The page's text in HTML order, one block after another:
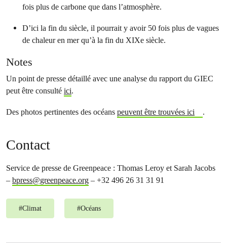
fois plus de carbone que dans l’atmosphère.
D’ici la fin du siècle, il pourrait y avoir 50 fois plus de vagues
de chaleur en mer qu’à la fin du XIXe siècle.
Notes
Un point de presse détaillé avec une analyse du rapport du GIEC
peut être consulté ici.
Des photos pertinentes des océans peuvent être trouvées ici .
Contact
Service de presse de Greenpeace : Thomas Leroy et Sarah Jacobs
– bpress@greenpeace.org – +32 496 26 31 31 91
#Climat #Océans